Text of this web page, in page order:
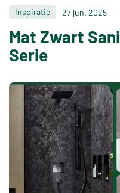
Inspiratie 27 jun. 2025
Mat Zwart
Serie